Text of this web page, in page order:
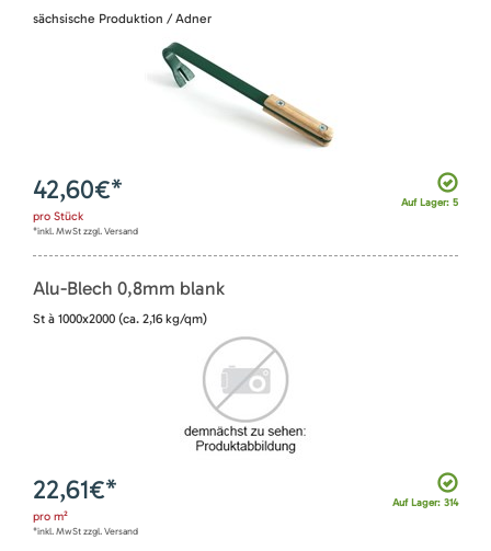
sächsische Produktion / Adner
Auf Lager: 5
42,60€*
pro Stück
*inkl. MwSt zzgl. Versand
Alu-Blech 0,8mm blank
St à 1000x2000 (ca. 2,16 kg/qm)
Auf Lager: 314
22,61€*
pro m²
*inkl. MwSt zzgl. Versand